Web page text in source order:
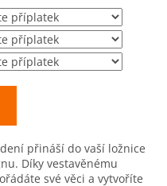
přináší do vaší ložnice
Díky vestavěnému
své věci a vytvoříte